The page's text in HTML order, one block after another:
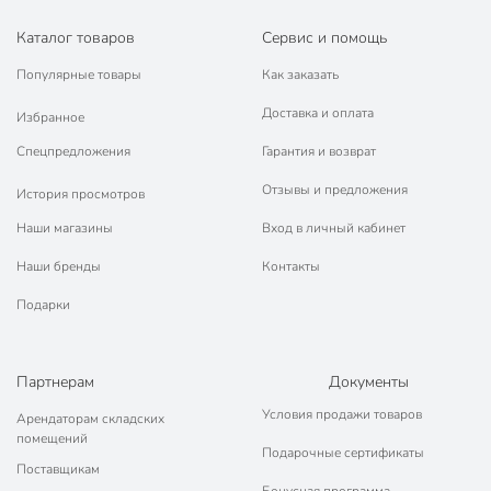
Каталог товаров
Популярные товары
Избранное
Спецпредложения
История просмотров
Наши магазины
Наши бренды
Подарки
Сервис и помощь
Как заказать
Доставка и оплата
Гарантия и возврат
Отзывы и предложения
Вход в личный кабинет
Контакты
Партнерам
Арендаторам складских
помещений
Поставщикам
Документы
Условия продажи товаров
Подарочные сертификаты